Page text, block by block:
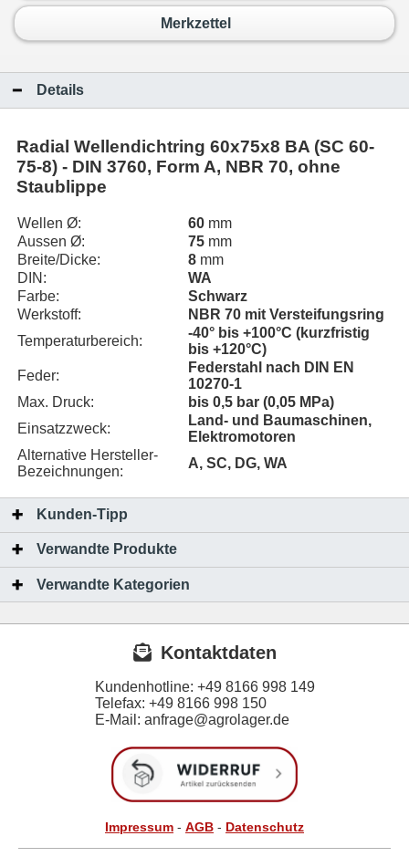
Merkzettel
Details
Radial Wellendichtring 60x75x8 BA (SC 60-
75-8) - DIN 3760, Form A, NBR 70, ohne
Staublippe
Wellen Ø: 60 mm
Aussen Ø:
75 mm
Breite/Dicke:
8 mm
DIN:
WA
Farbe:
Schwarz
Werkstoff:
NBR 70 mit Versteifungsring
Temperaturbereich:
-40° bis +100°C (kurzfristig
bis +120°C)
Feder:
Federstahl nach DIN EN
10270-1
Max. Druck:
bis 0,5 bar (0,05 MPa)
Einsatzzweck:
Land- und Baumaschinen,
Elektromotoren
Alternative Hersteller-
Bezeichnungen:
A, SC, DG, WA
Kunden-Tipp
Verwandte Produkte
Verwandte Kategorien
Kontaktdaten
Kundenhotline: +49 8166 998 149
Telefax: +49 8166 998 150
E-Mail: anfrage@agrolager.de
Impressum - AGB - Datenschutz